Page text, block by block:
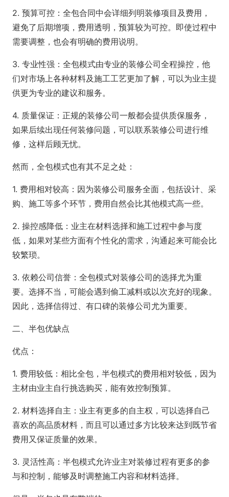
2. 预算可控：全包合同中会详细列明装修项目及费用，
避免了后期增项，费用透明，预算较为可控。即使过程中
需要调整，也会有明确的费用说明。
3. 专业性强：全包模式由专业的装修公司全程操控，他
们对市场上各种材料及施工工艺更加了解，可以为业主提
供更为专业的建议和服务。
4. 质量保证：正规的装修公司一般都会提供质保服务，
如果后续出现任何装修问题，可以联系装修公司进行维
修，这样后顾无忧。
然而，全包模式也有其不足之处：
1. 费用相对较高：因为装修公司服务全面，包括设计、采
购、施工等多个环节，费用自然会比其他模式高一些。
2. 操控感降低：业主在材料选择和施工过程中参与度
低，如果对某些方面有个性化的需求，沟通起来可能会比
较繁琐。
3. 依赖公司信誉：全包模式对装修公司的选择尤为重
要。选择不当，可能会遇到偷工减料或以次充好的现象。
因此，选择信得过、有口碑的装修公司尤为重要。
二、半包优缺点
优点：
1. 费用较低：相比全包，半包模式的费用相对较低，因为
主材由业主自行挑选购买，能有效控制预算。
2. 材料选择自主：业主有更多的自主权，可以选择自己
喜欢的高品质材料，而且可以通过多方比较来达到既节省
费用又保证质量的效果。
3. 灵活性高：半包模式允许业主对装修过程有更多的参
与和控制，能够及时调整施工内容和材料选择。